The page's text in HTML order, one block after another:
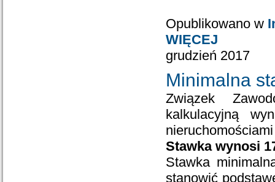
Opublikowano w
WIĘCEJ
grudzień 2017
Minimalna
Związek
kalkulacyjną
Stawka wynosi
Stawka
stanowić